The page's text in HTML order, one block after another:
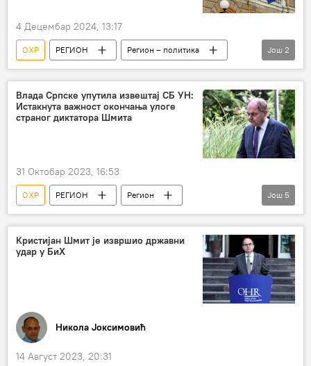
4 Децембар 2024, 13:17
ОХР РЕГИОН
Регион – политика
Регион
Босна и Херцеговина (БиХ)
Још 2
Влада Српске упутила извештај СБ УН:
Истакнута важност окончања улоге
страног диктатора Шмита
31 Октобар 2023, 16:53
ОХР РЕГИОН
Регион
Регион – политика
Република Српска (РС)
Кристијан Шмит
Дејтонски споразум
Босна и Херцеговина (БиХ)
Још 5
Кристијан Шмит је извршио државни
удар у БиХ
Никола Јоксимовић
14 Август 2023, 20:31